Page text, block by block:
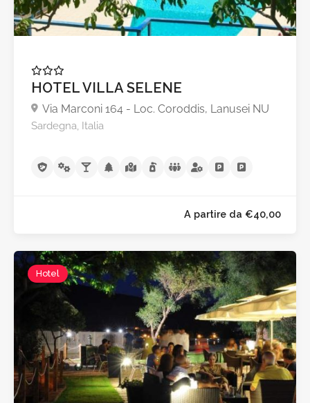
A partire da
HOTEL VILLA SELENE
Via Marconi 164 - Loc. Coroddis, Lanusei NU
Sardegna, Italia
Hotel